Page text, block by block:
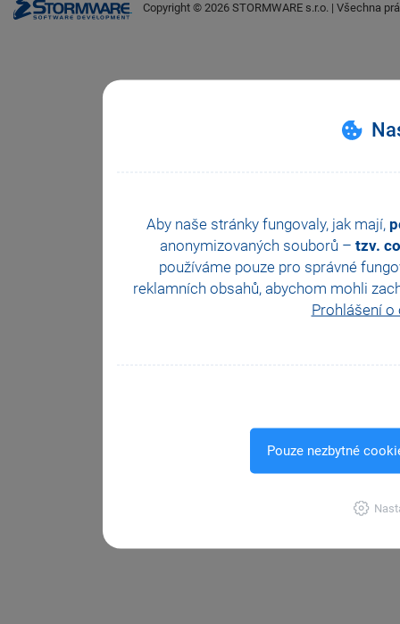
Aby naše stránky fungovaly, jak mají,
anonymizovaných souborů – tzv.
používáme pouze pro správné
reklamních obsahů, abychom mohli
Prohlášení
Pouze nezbytné
Copyright © 2026 STORMWARE s.r.o. | Všechna